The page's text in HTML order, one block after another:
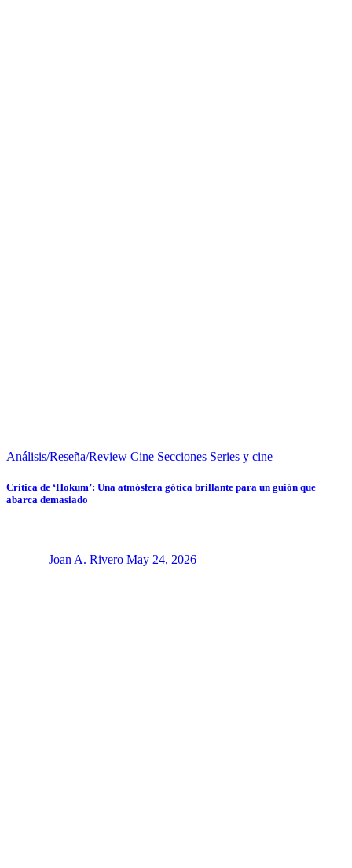
Análisis/Reseña/Review Cine Secciones Series y cine
Crítica de ‘Hokum’: Una atmósfera gótica brillante para un guión que
abarca demasiado
Joan A. Rivero May 24, 2026